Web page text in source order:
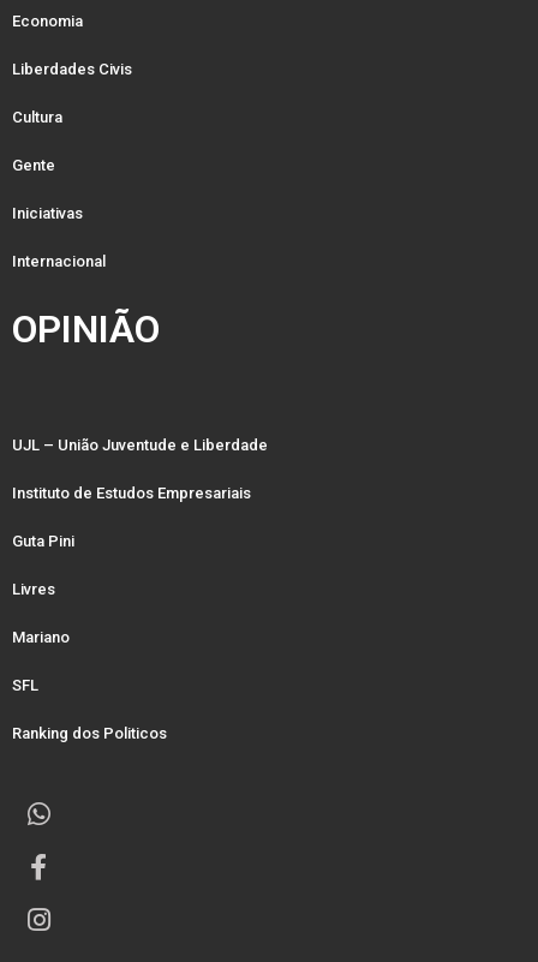
Economia
Liberdades Civis
Cultura
Gente
Iniciativas
Internacional
OPINIÃO
UJL – União Juventude e Liberdade
Instituto de Estudos Empresariais
Guta Pini
Livres
Mariano
SFL
Ranking dos Politicos